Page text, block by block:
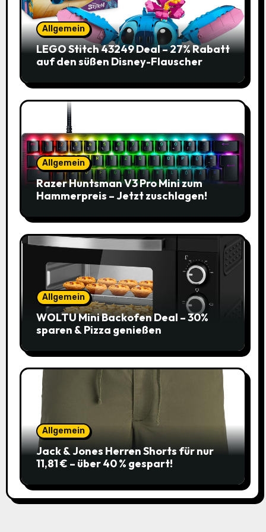
Allgemein
LEGO Stitch 43249 Deal – 27% Rabatt
auf den süßen Disney-Flauscher
Allgemein
Razer Huntsman V3 Pro Mini zum
Hammerpreis – Jetzt zuschlagen!
Allgemein
WOLTU Mini Backofen Deal – 30%
sparen & Pizza genießen
Allgemein
Jack & Jones Herren Shorts für nur
11,81 € – über 40 % gespart!